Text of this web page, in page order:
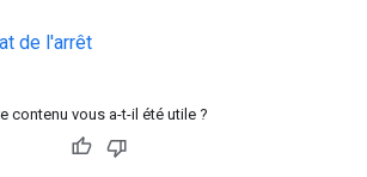
de l'arrêt
contenu vous a-t-il été utile ?